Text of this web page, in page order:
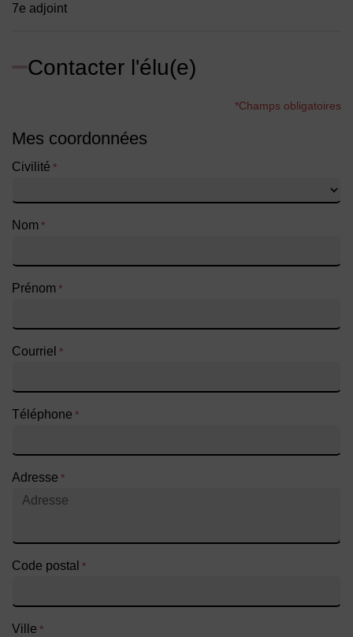
7e adjoint
Contacter l'élu(e)
*Champs obligatoires
Mes coordonnées
Civilité *
Nom *
Prénom *
Courriel *
Téléphone *
Adresse *
Code postal *
Ville *